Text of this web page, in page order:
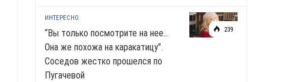
239
ИНТЕРЕСНО
“Вы только посмотрите на нее…
Она же похожа на каракатицу”.
Соседов жестко прошелся по
Пугачевой